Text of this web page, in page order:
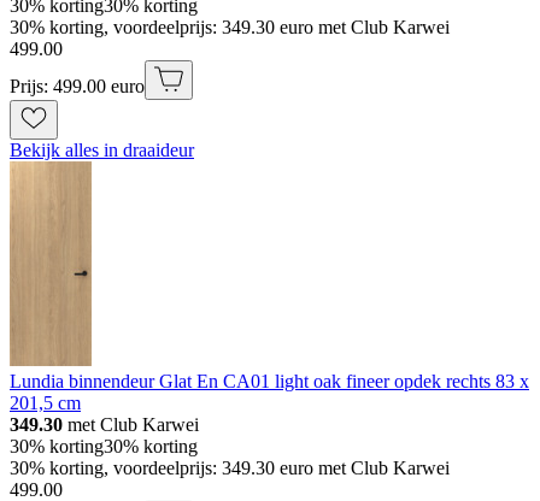
30% korting30% korting
30% korting, voordeelprijs: 349.30 euro met Club Karwei
499.00
Prijs: 499.00 euro
Bekijk alles in draaideur
Lundia binnendeur Glat En CA01 light oak fineer opdek rechts 83 x
201,5 cm
349.30 met Club Karwei
30% korting30% korting
30% korting, voordeelprijs: 349.30 euro met Club Karwei
499.00